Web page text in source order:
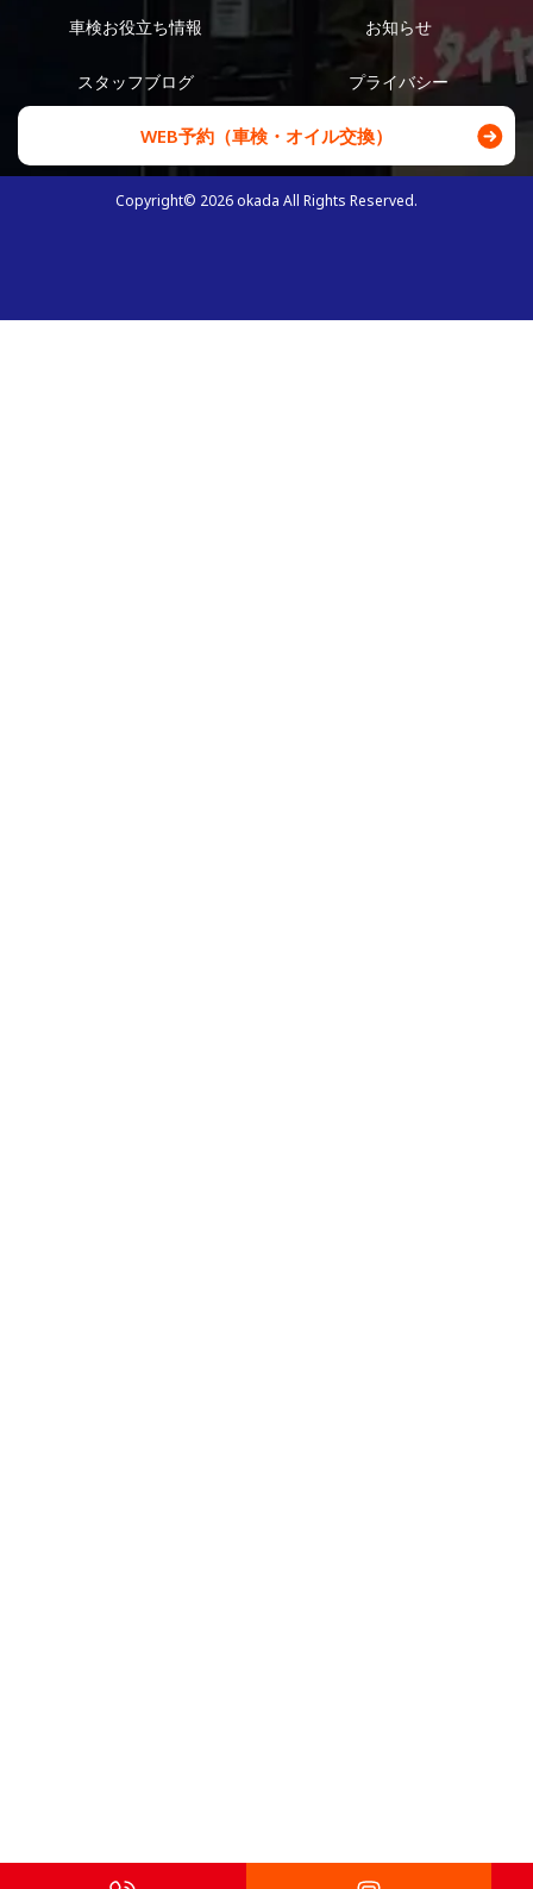
車検お役立ち情報 お知らせ
スタッフブログ プライバシー
WEB予約（車検・オイル交換）
Copyright© 2026okada All Rights Reserved.